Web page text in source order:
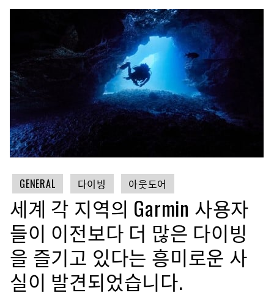
GENERAL 다이빙 아웃도어
세계 각 지역의 Garmin 사용자
들이 이전보다 더 많은 다이빙
을 즐기고 있다는 흥미로운 사
실이 발견되었습니다.